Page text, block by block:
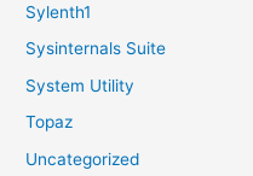
Sylenth1
Sysinternals Suite
System Utility
Topaz
Uncategorized